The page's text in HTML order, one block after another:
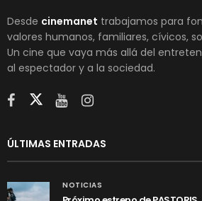
Desde cinemanet trabajamos para
valores humanos, familiares, cívicos,
Un cine que vaya más allá del
al espectador y a la sociedad.
ÚLTIMAS ENTRADAS
NOTICIAS